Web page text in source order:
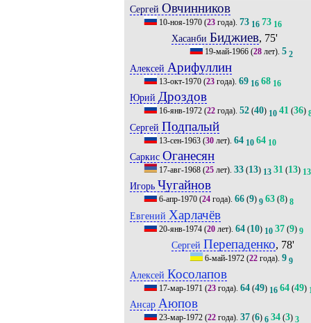
Сергей Овчинников
10-ноя-1970(23года). 73 16 73 16
Хасанби Биджиев, 75'
19-май-1966 (28 лет).5 2
Алексей Арифуллин
13-окт-1970(23года). 69 16 68 16
Юрий Дроздов
16-янв-1972(22года). 52(40) 10 41(36)
Сергей Подпалый
13-сен-1963(30лет). 64 10 64 10
Саркис Оганесян
17-авг-1968(25лет). 33(13) 13 31(13) 13
Игорь Чугайнов
6-апр-1970(24года). 66(9) 9 63(8) 8
Евгений Харлачёв
20-янв-1974(20лет). 64(10) 10 37(9) 9
Сергей Перепаденко, 78'
6-май-1972 (22 года).9 9
Алексей Косолапов
17-мар-1971 (23года). 64(49) 16 64(49)
Ансар Аюпов
23-мар-1972(22года). 37(6) 6 34(3) 3